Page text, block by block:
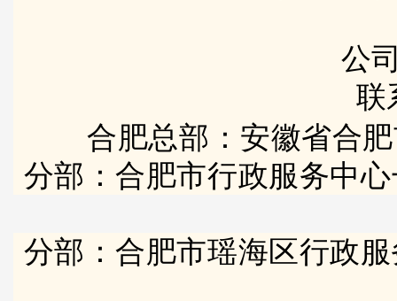
公
联
合肥总部：安徽省合
分部：合肥市行政服务中
分部：合肥市瑶海区行政